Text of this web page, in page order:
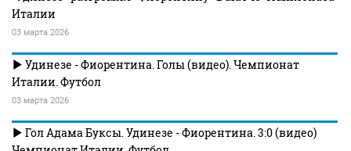
Италии
03 марта 2026
Удинезе - Фиорентина. Голы (видео). Чемпионат
Италии. Футбол
03 марта 2026
Гол Адама Буксы. Удинезе - Фиорентина. 3:0 (видео)